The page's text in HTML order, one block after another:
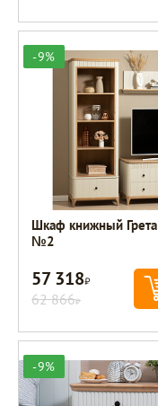
-9%
Шкаф книжный Грета
№2
57 318Р
62 866Р
-9%